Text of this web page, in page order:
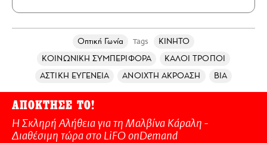
Οπτική Γωνία Tags
ΚΙΝΗΤΟ
ΚΟΙΝΩΝΙΚΗ ΣΥΜΠΕΡΙΦΟΡΑ
ΚΑΛΟΙ ΤΡΟΠΟΙ
ΑΣΤΙΚΗ ΕΥΓΕΝΕΙΑ
ΑΝΟΙΧΤΗ ΑΚΡΟΑΣΗ ΒΙΑ
ΑΠΟΚΤΗΣΕ ΤΟ!
Η Σκληρή Αλήθεια για τη Μαλβίνα Κάραλη -
Διαθέσιμη τώρα στo LiFO onDemand